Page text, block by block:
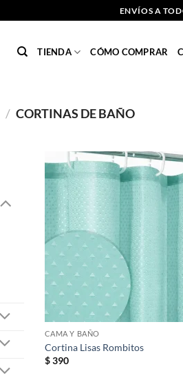
ENVÍOS A
TIENDA CÓMO COMPRAR
/ CORTINAS DE BAÑO
CAMA Y BAÑO
Cortina Lisas Rombitos
$390